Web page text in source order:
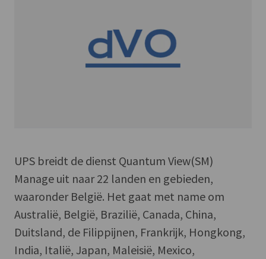
UPS breidt de dienst Quantum View(SM)
Manage uit naar 22 landen en gebieden,
waaronder België. Het gaat met name om
Australië, België, Brazilië, Canada, China,
Duitsland, de Filippijnen, Frankrijk, Hongkong,
India, Italië, Japan, Maleisië, Mexico,